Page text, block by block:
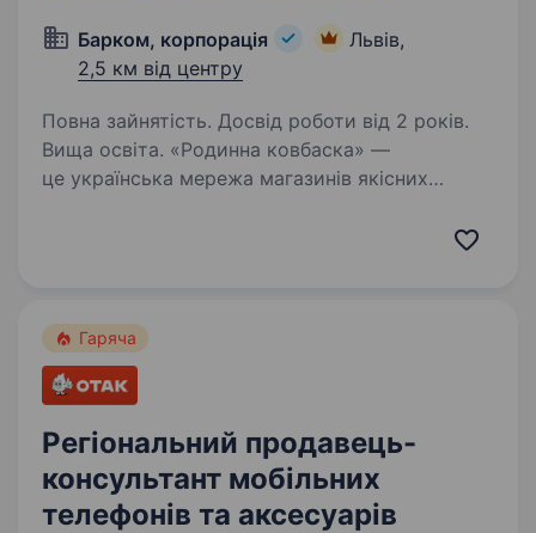
Барком, корпорація
Львів,
2,5 км від центру
Повна зайнятість. Досвід роботи від 2 років.
Вища освіта. «Родинна ковбаска» —
це українська мережа магазинів якісних
стабільність і сучасний підхід до управління.
Гаряча
Регіональний продавець-
консультант мобільних
телефонів та аксесуарів